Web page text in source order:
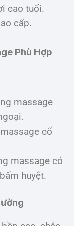
cao tuổi.
cấp.
Phù Hợp
massage
cố
massage có
huyệt.